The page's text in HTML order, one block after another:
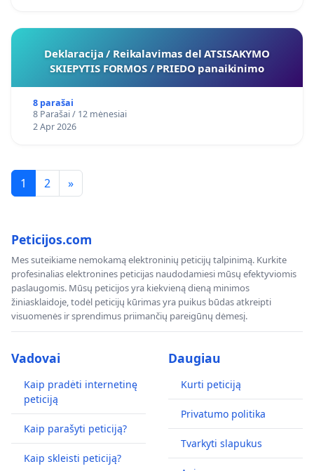
Deklaracija / Reikalavimas del ATSISAKYMO
SKIEPYTIS FORMOS / PRIEDO panaikinimo
8 parašai
8 Parašai / 12 mėnesiai
2 Apr 2026
1 2 »
Peticijos.com
Mes suteikiame nemokamą elektroninių peticijų talpinimą. Kurkite
profesinalias elektronines peticijas naudodamiesi mūsų efektyviomis
paslaugomis. Mūsų peticijos yra kiekvieną dieną minimos
žiniasklaidoje, todėl peticijų kūrimas yra puikus būdas atkreipti
visuomenės ir sprendimus priimančių pareigūnų dėmesį.
Vadovai
Kaip pradėti internetinę
peticiją
Kaip parašyti peticiją?
Kaip skleisti peticiją?
Daugiau
Kurti peticiją
Privatumo politika
Tvarkyti slapukus